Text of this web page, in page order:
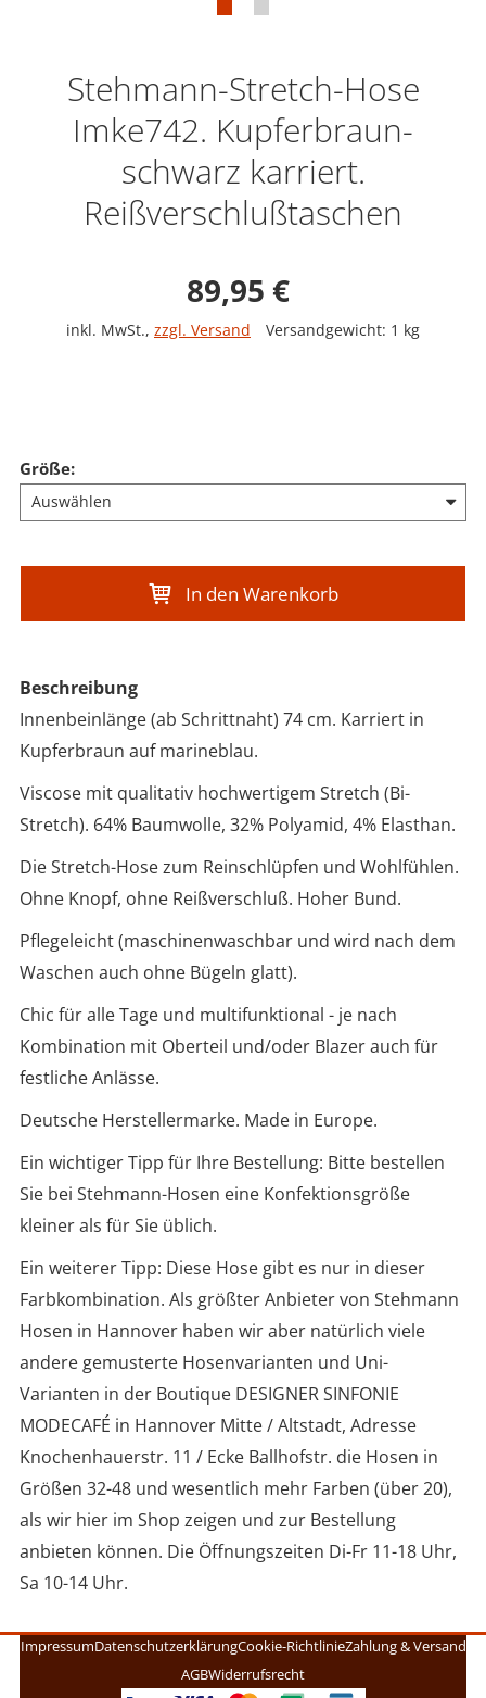
Stehmann-Stretch-Hose
Imke742. Kupferbraun-
schwarz karriert.
Reißverschlußtaschen
Verkaufspreis:
89,95 €
inkl. MwSt., zzgl. Versand Versandgewicht: 1 kg
Größe:
In den Warenkorb
Beschreibung
Innenbeinlänge (ab Schrittnaht) 74 cm. Karriert in
Kupferbraun auf marineblau.
Viscose mit qualitativ hochwertigem Stretch (Bi-
Stretch). 64% Baumwolle, 32% Polyamid, 4% Elasthan.
Die Stretch-Hose zum Reinschlüpfen und Wohlfühlen.
Ohne Knopf, ohne Reißverschluß. Hoher Bund.
Pflegeleicht (maschinenwaschbar und wird nach dem
Waschen auch ohne Bügeln glatt).
Chic für alle Tage und multifunktional - je nach
Kombination mit Oberteil und/oder Blazer auch für
festliche Anlässe.
Deutsche Herstellermarke. Made in Europe.
Ein wichtiger Tipp für Ihre Bestellung: Bitte bestellen
Sie bei Stehmann-Hosen eine Konfektionsgröße
kleiner als für Sie üblich.
Ein weiterer Tipp: Diese Hose gibt es nur in dieser
Farbkombination. Als größter Anbieter von Stehmann
Hosen in Hannover haben wir aber natürlich viele
andere gemusterte Hosenvarianten und Uni-
Varianten in der Boutique DESIGNER SINFONIE
MODECAFÉ in Hannover Mitte / Altstadt, Adresse
Knochenhauerstr. 11 / Ecke Ballhofstr. die Hosen in
Größen 32-48 und wesentlich mehr Farben (über 20),
als wir hier im Shop zeigen und zur Bestellung
anbieten können. Die Öffnungszeiten Di-Fr 11-18 Uhr,
Sa 10-14 Uhr.
ImpressumDatenschutzerklärungCookie-RichtlinieZahlung & Versand
AGBWiderrufsrecht